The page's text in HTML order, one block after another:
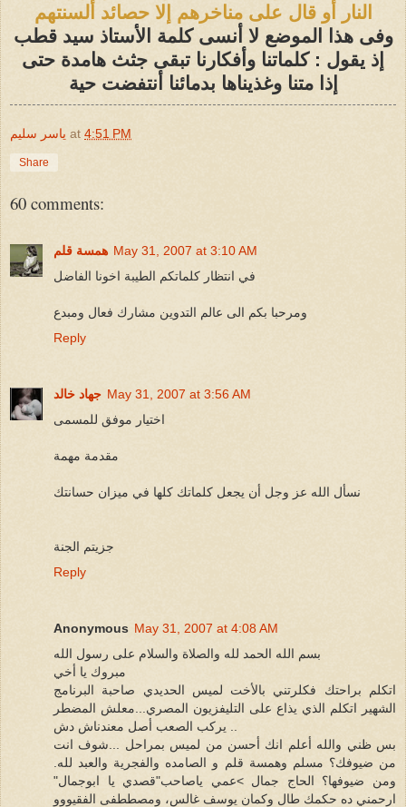
النار أو قال على مناخرهم إلا حصائد ألسنتهم
وفى هذا الموضع لا أنسى كلمة الأستاذ سيد قطب
إذ يقول : كلماتنا وأفكارنا تبقى جثث هامدة حتى
إذا متنا وغذيناها بدمائنا أنتفضت حية
ياسر سليم at 4:51 PM
Share
60 comments:
همسة قلم May 31, 2007 at 3:10 AM
في انتظار كلماتكم الطيبة اخونا الفاضل
ومرحبا بكم الى عالم التدوين مشارك فعال ومبدع
Reply
جهاد خالد May 31, 2007 at 3:56 AM
اختيار موفق للمسمى
مقدمة مهمة
نسأل الله عز وجل أن يجعل كلماتك كلها في ميزان حسانتك
جزيتم الجنة
Reply
Anonymous May 31, 2007 at 4:08 AM
بسم الله الحمد لله والصلاة والسلام على رسول الله
مبروك يا أخي
اتكلم براحتك فكلرتني بالأخت لميس الحديدي صاحبة البرنامج
الشهير اتكلم الذي يذاع على التليفزيون المصري...معلش المضطر
بس ظني والله أعلم انك أحسن من لميس بمراحل ...شوف انت
من ضيوفك؟ مسلم وهمسة قلم و الصامده والفجرية والعبد لله.
ومن ضيوفها؟ الحاج جمال >عمي ياصاحب"قصدي يا ابوجمال"
ارحمني ده حكمك طال وكمان يوسف غالس، ومصططفى الفقيووو